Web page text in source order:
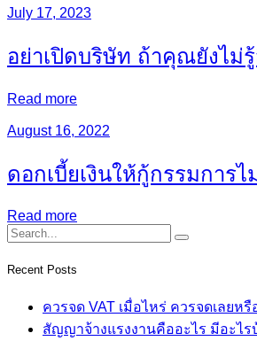
July 17, 2023
อย่าเปิดบริษัท ถ้าคุณยังไม่
Read more
August 16, 2022
ดอกเบี้ยเงินให้กู้กรรมการ
Read more
Recent Posts
ควรจด VAT เมื่อไหร่ ควรจดเลยห
สัญญาจ้างแรงงานคืออะไร มีอะไ